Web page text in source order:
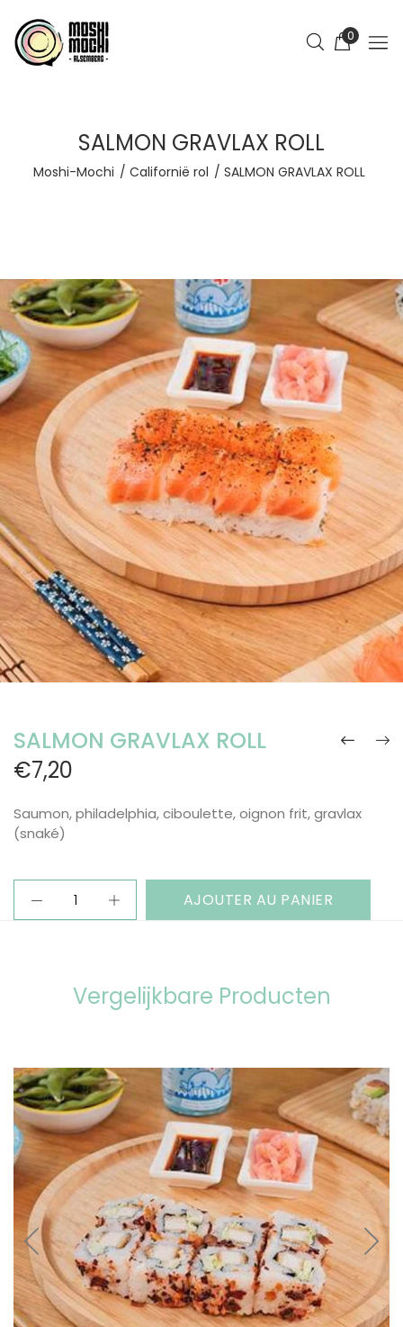
0
SALMON GRAVLAX ROLL
Moshi-Mochi Californië rol SALMON GRAVLAX ROLL
SALMON GRAVLAX ROLL
€7,20
Saumon, philadelphia, ciboulette, oignon frit, gravlax
(snaké)
AJOUTER AU PANIER
Vergelijkbare Producten